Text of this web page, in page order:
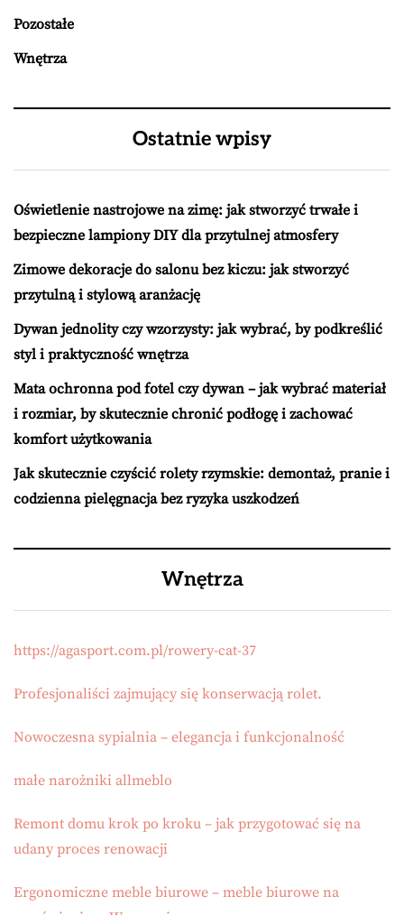
Pozostałe
Wnętrza
Ostatnie wpisy
Oświetlenie nastrojowe na zimę: jak stworzyć trwałe i
bezpieczne lampiony DIY dla przytulnej atmosfery
Zimowe dekoracje do salonu bez kiczu: jak stworzyć
przytulną i stylową aranżację
Dywan jednolity czy wzorzysty: jak wybrać, by podkreślić
styl i praktyczność wnętrza
Mata ochronna pod fotel czy dywan – jak wybrać materiał
i rozmiar, by skutecznie chronić podłogę i zachować
komfort użytkowania
Jak skutecznie czyścić rolety rzymskie: demontaż, pranie i
codzienna pielęgnacja bez ryzyka uszkodzeń
Wnętrza
https://agasport.com.pl/rowery-cat-37
Profesjonaliści zajmujący się konserwacją rolet.
Nowoczesna sypialnia – elegancja i funkcjonalność
małe narożniki allmeblo
Remont domu krok po kroku – jak przygotować się na
udany proces renowacji
Ergonomiczne meble biurowe – meble biurowe na